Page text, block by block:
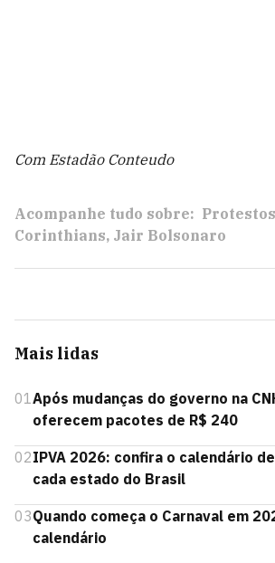
Com Estadão Conteudo
Acompanhe tudo sobre: Protestos
Corinthians Jair Bolsonaro
Mais lidas
01Após mudanças do governo na
oferecem pacotes de R$ 240
02IPVA 2026: confira o calendário
cada estado do Brasil
03Quando começa o Carnaval em
calendário